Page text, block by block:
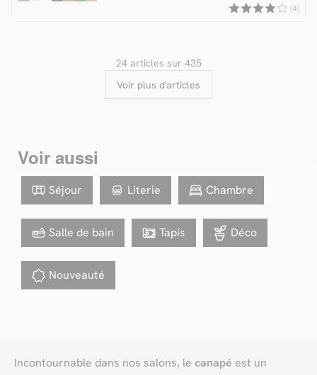
(4)
24 articles sur 435
Voir plus d'articles
Voir aussi
Séjour Literie Chambre
Salle de bain Tapis Déco
Nouveauté
Incontournable dans nos salons, le canapé est un